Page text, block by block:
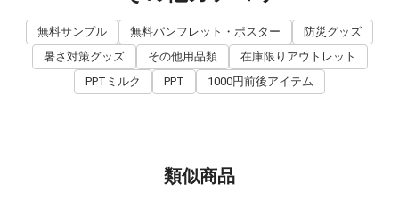
無料サンプル 無料パンフレット・ポスター
防災グッズ
暑さ対策グッズ
その他用品類
在庫限りアウトレット
PPTミルク
PPT 1000円前後アイテム
類似商品